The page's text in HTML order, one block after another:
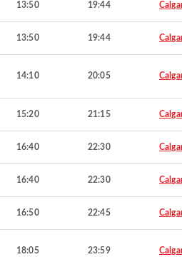
13:50 19:44
13:50 19:44
14:10 20:05
15:20 21:15
16:40 22:30
16:40 22:30
16:50 22:45
18:05 23:59